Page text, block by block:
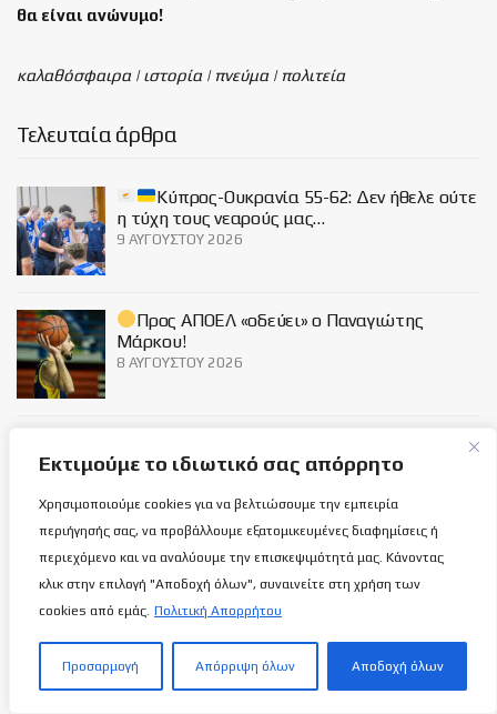
Εκτιμούμε το ιδιωτικό σας απόρρητο
Χρησιμοποιούμε cookies για να βελτιώσουμε την εμπειρία
περιήγησής σας, να προβάλλουμε εξατομικευμένες διαφημίσεις ή
περιεχόμενο και να αναλύουμε την επισκεψιμότητά μας. Κάνοντας
κλικ στην επιλογή "Αποδοχή όλων", συναινείτε στη χρήση των
cookies από εμάς. Πολιτική Απορρήτου
Προσαρμογή Απόρριψη όλων Αποδοχή όλων
θα είναι ανώνυμο!
καλαθόσφαιρα | ιστορία | πνεύμα | πολιτεία
Τελευταία άρθρα
Κύπρος-Ουκρανία 55-62: Δεν ήθελε ούτε
η τύχη τους νεαρούς μας…
9 ΑΥΓΟΎΣΤΟΥ 2026
Προς ΑΠΟΕΛ «οδεύει» ο Παναγιώτης
Μάρκου!
8 ΑΥΓΟΎΣΤΟΥ 2026
διαρκείας με εντυπωσιακό Μαγνητοσκόπιο!
Social